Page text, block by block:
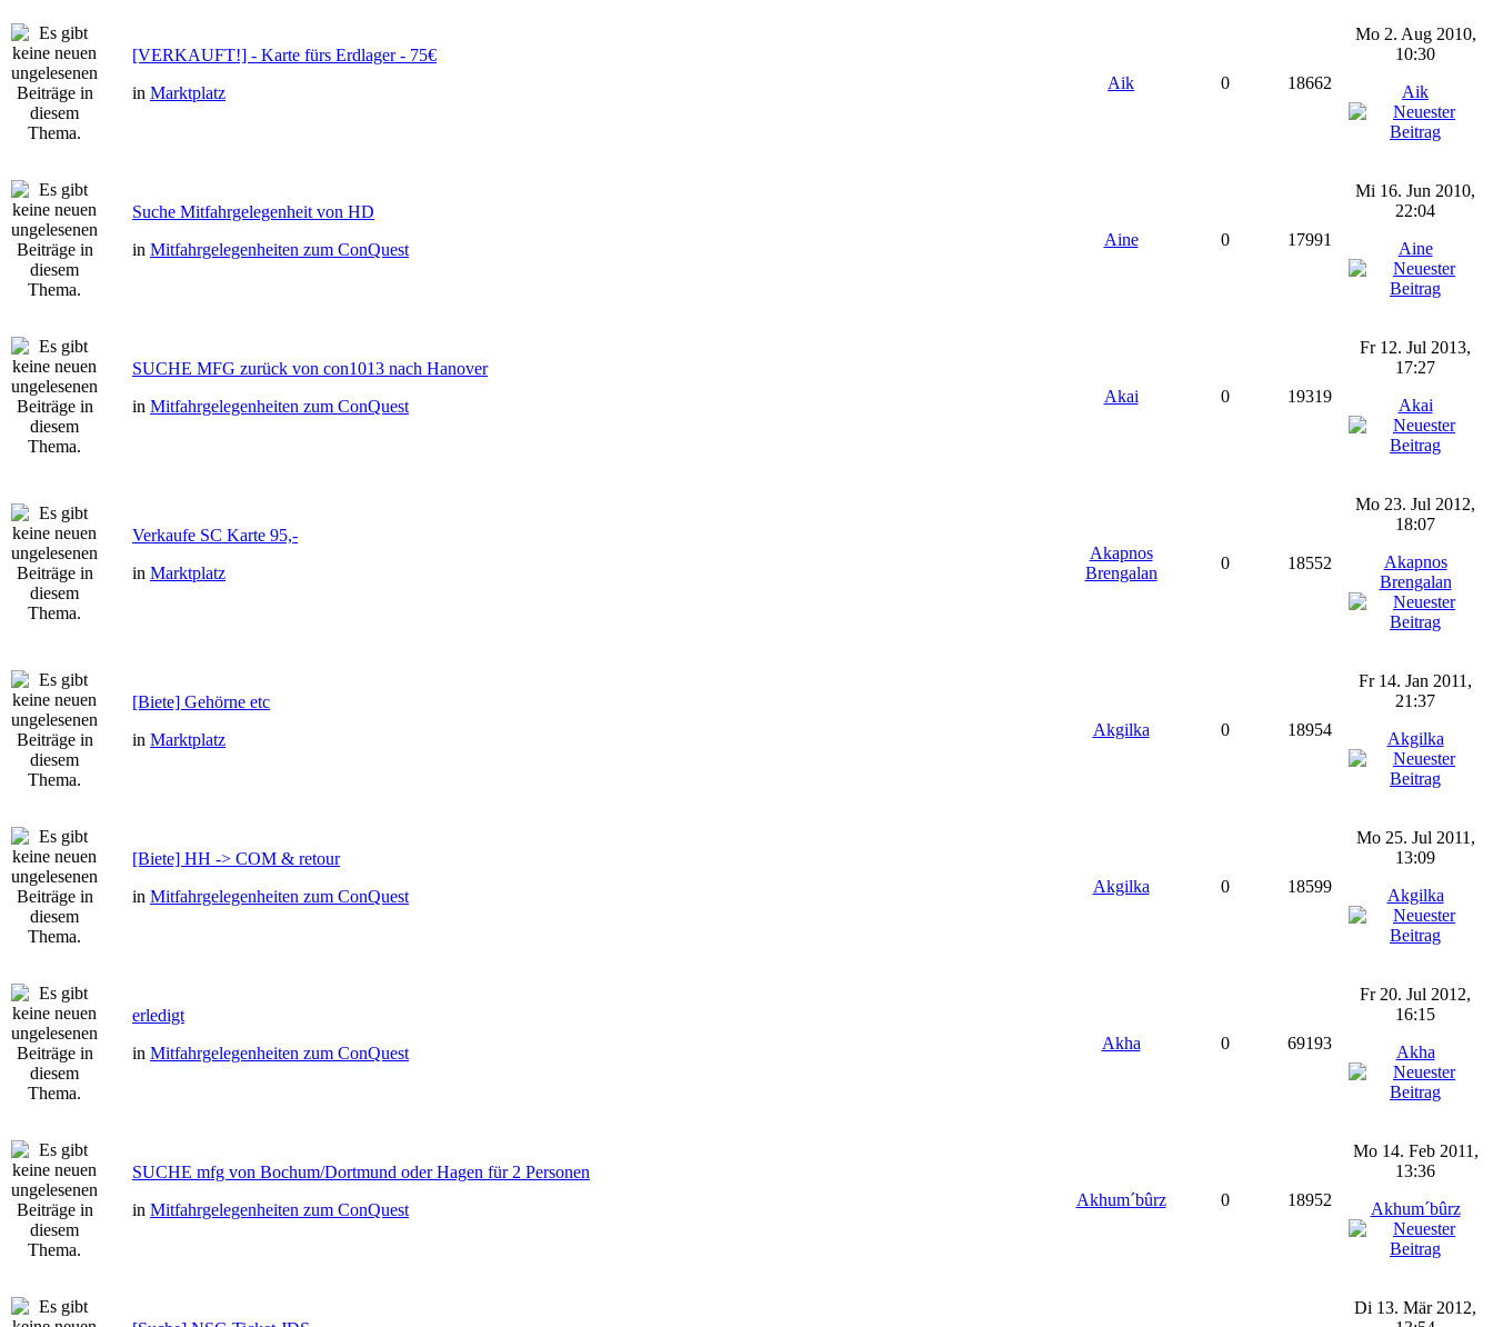
[VERKAUFT!] - Karte fürs Erdlager - 75€
in Marktplatz
Aik 0 18662
Mo 2. Aug 2010,
10:30
Aik
Suche Mitfahrgelegenheit von HD
in Mitfahrgelegenheiten zum ConQuest
Aine 0 17991
Mi 16. Jun 2010,
22:04
Aine
SUCHE MFG zurück von con1013 nach Hanover
in Mitfahrgelegenheiten zum ConQuest
Akai 0 19319
Fr 12. Jul 2013,
17:27
Akai
Verkaufe SC Karte 95,-
in Marktplatz
Akapnos
Brengalan
0 18552
Mo 23. Jul 2012,
18:07
Akapnos
Brengalan
[Biete] Gehörne etc
in Marktplatz
Akgilka 0 18954
Fr 14. Jan 2011,
21:37
Akgilka
[Biete] HH -> COM & retour
in Mitfahrgelegenheiten zum ConQuest
Akgilka 0 18599
Mo 25. Jul 2011,
13:09
Akgilka
erledigt
in Mitfahrgelegenheiten zum ConQuest
Akha 0 69193
Fr 20. Jul 2012,
16:15
Akha
SUCHE mfg von Bochum/Dortmund oder Hagen für 2 Personen
in Mitfahrgelegenheiten zum ConQuest
Akhum´bûrz 0 18952
Mo 14. Feb 2011,
13:36
Akhum´bûrz
Di 13. Mär 2012,